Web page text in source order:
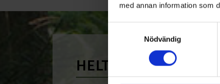
med annan information som
Nödvändig
HELT ENKELT